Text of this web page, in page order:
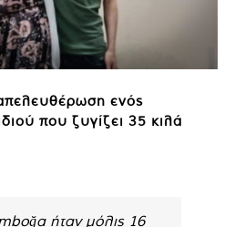
ενός
που ζυγίζει 35 κιλά
ήταν μόλις 16